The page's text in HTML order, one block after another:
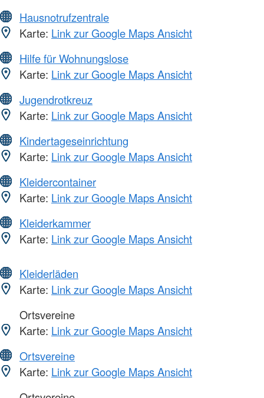
Hausnotrufzentrale
Karte: Link zur Google Maps Ansicht
Hilfe für Wohnungslose
Karte: Link zur Google Maps Ansicht
Jugendrotkreuz
Karte: Link zur Google Maps Ansicht
Kindertageseinrichtung
Karte: Link zur Google Maps Ansicht
Kleidercontainer
Karte: Link zur Google Maps Ansicht
Kleiderkammer
Karte: Link zur Google Maps Ansicht
Kleiderläden
Karte: Link zur Google Maps Ansicht
Ortsvereine
Karte: Link zur Google Maps Ansicht
Ortsvereine
Karte: Link zur Google Maps Ansicht